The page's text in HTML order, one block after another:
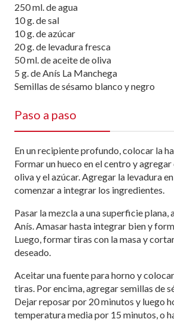
250 ml. de agua
10 g. de sal
10 g. de azúcar
20 g. de levadura fresca
50 ml. de aceite de oliva
5 g. de Anís La Manchega
Semillas de sésamo blanco y negro
Paso a paso
En un recipiente profundo, colocar la
Formar un hueco en el centro y
oliva y el azúcar. Agregar la levadura
comenzar a integrar los ingredientes.
Pasar la mezcla a una superficie plana,
Anís. Amasar hasta integrar bien y
Luego, formar tiras con la masa y
deseado.
Aceitar una fuente para horno y
tiras. Por encima, agregar semillas de
Dejar reposar por 20 minutos y luego
temperatura media por 15 minutos, o